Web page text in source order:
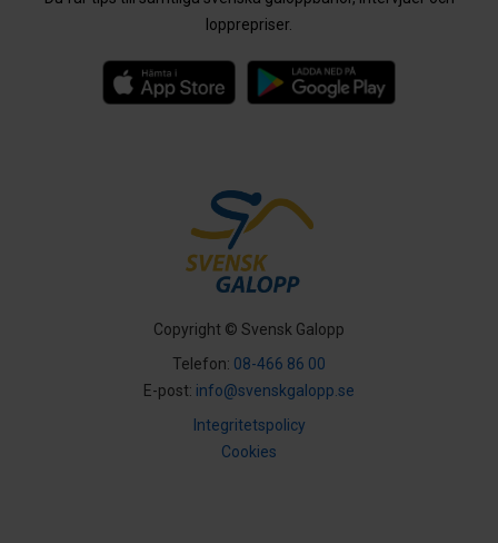
lopprepriser.
Copyright © Svensk Galopp
Telefon: 08-466 86 00
E-post: info@svenskgalopp.se
Integritetspolicy
Cookies